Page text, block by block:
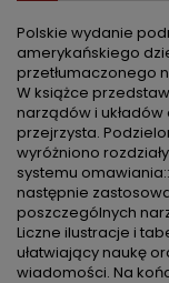
Polskie wydanie
amerykańskiego
przetłumaczonego
W książce
narządów i
przejrzysta.
wyróżniono
systemu
następnie
poszczególnych
Liczne ilustracje i
ułatwiający naukę
wiadomości. Na